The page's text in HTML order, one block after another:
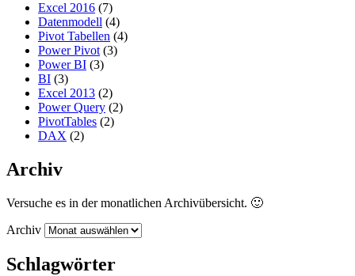
Excel 2016 (7)
Datenmodell (4)
Pivot Tabellen (4)
Power Pivot (3)
Power BI (3)
BI (3)
Excel 2013 (2)
Power Query (2)
PivotTables (2)
DAX (2)
Archiv
Versuche es in der monatlichen Archivübersicht. 🙂
Archiv
Schlagwörter